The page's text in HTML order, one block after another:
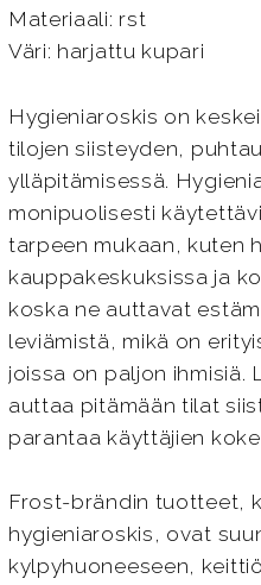
Materiaali: rst
Väri: harjattu kupari
Hygieniaroskis on
tilojen siisteyden,
ylläpitämisessä.
monipuolisesti
tarpeen mukaan, kuten
kauppakeskuksissa ja
koska ne auttavat
leviämistä, mikä on
joissa on paljon ihmisiä.
auttaa pitämään tilat
parantaa käyttäjien
Frost-brändin tuotteet,
hygieniaroskis, ovat
kylpyhuoneeseen,